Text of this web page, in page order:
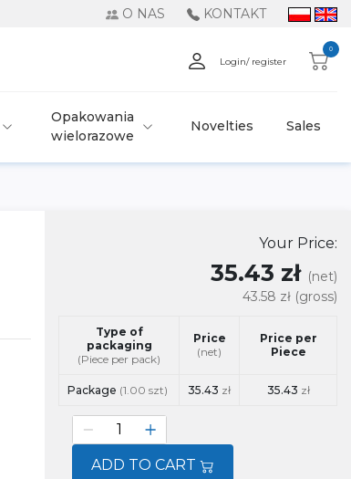
O NAS KONTAKT
Login/ register
0
Opakowania
wielorazowe
Novelties Sales
Your Price:
35.43 zł (net)
43.58 zł (gross)
Type of
packaging
(Piece per pack)
Price
(net)
Price per
Piece
Package (1.00 szt) 35.43 zł 35.43 zł
ADD TO CART